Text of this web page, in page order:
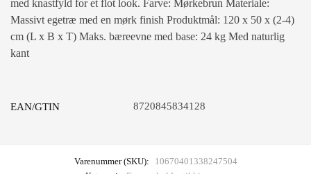
med knastfyld for et flot look. Farve: Mørkebrun Materiale:
Massivt egetræ med en mørk finish Produktmål: 120 x 50 x (2-4)
cm (L x B x T) Maks. bæreevne med base: 24 kg Med naturlig
kant
EAN/GTIN 8720845834128
Varenummer (SKU):
10670401338247504